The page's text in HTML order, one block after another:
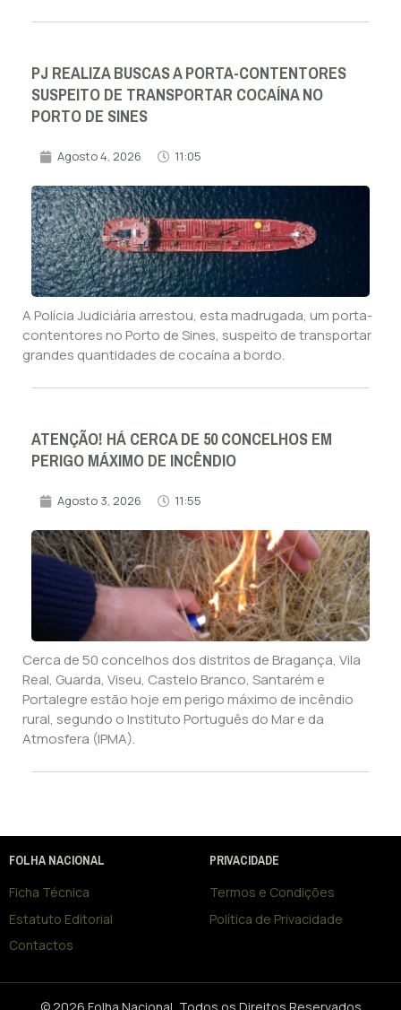
PJ REALIZA BUSCAS A PORTA-CONTENTORES
SUSPEITO DE TRANSPORTAR COCAÍNA NO
PORTO DE SINES
Agosto 4, 2026 11:05
A Polícia Judiciária arrestou, esta madrugada, um porta-
contentores no Porto de Sines, suspeito de transportar
grandes quantidades de cocaína a bordo.
ATENÇÃO! HÁ CERCA DE 50 CONCELHOS EM
PERIGO MÁXIMO DE INCÊNDIO
Agosto 3, 2026 11:55
Cerca de 50 concelhos dos distritos de Bragança, Vila
Real, Guarda, Viseu, Castelo Branco, Santarém e
Portalegre estão hoje em perigo máximo de incêndio
rural, segundo o Instituto Português do Mar e da
Atmosfera (IPMA).
FOLHA NACIONAL
Ficha Técnica
Estatuto Editorial
Contactos
PRIVACIDADE
Termos e Condições
Política de Privacidade